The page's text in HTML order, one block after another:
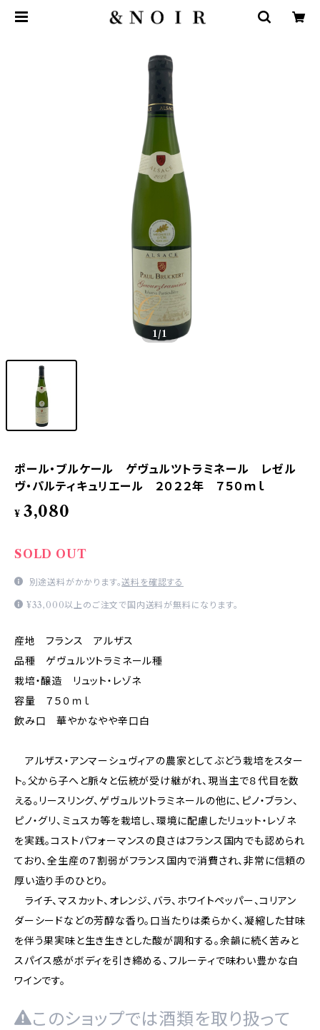
1/1
ポール・ブルケール ゲヴュルツトラミネール レゼル
ヴ・パルティキュリエール ２０２２年 ７５０ｍｌ
¥ 3,080
SOLD OUT
別途送料がかかります。送料を確認する
¥33,000以上のご注文で国内送料が無料になります。
産地 フランス アルザス
品種 ゲヴュルツトラミネール種
栽培・醸造 リュット・レゾネ
容量 ７５０ｍｌ
飲み口 華やかなやや辛口白
アルザス・アンマーシュヴィアの農家としてぶどう栽培をスター
ト。父から子へと脈々と伝統が受け継がれ、現当主で８代目を数
える。リースリング、ゲヴュルツトラミネールの他に、ピノ・ブラン、
ピノ・グリ、ミュスカ等を栽培し、環境に配慮したリュット・レゾネ
を実践。コストパフォーマンスの良さはフランス国内でも認められ
ており、全生産の７割弱がフランス国内で消費され、非常に信頼の
厚い造り手のひとり。
ライチ、マスカット、オレンジ、バラ、ホワイトペッパー、コリアン
ダーシードなどの芳醇な香り。口当たりは柔らかく、凝縮した甘味
を伴う果実味と生き生きとした酸が調和する。余韻に続く苦みと
スパイス感がボディを引き締める、フルーティで味わい豊かな白
ワインです。
このショップでは酒類を取り扱って